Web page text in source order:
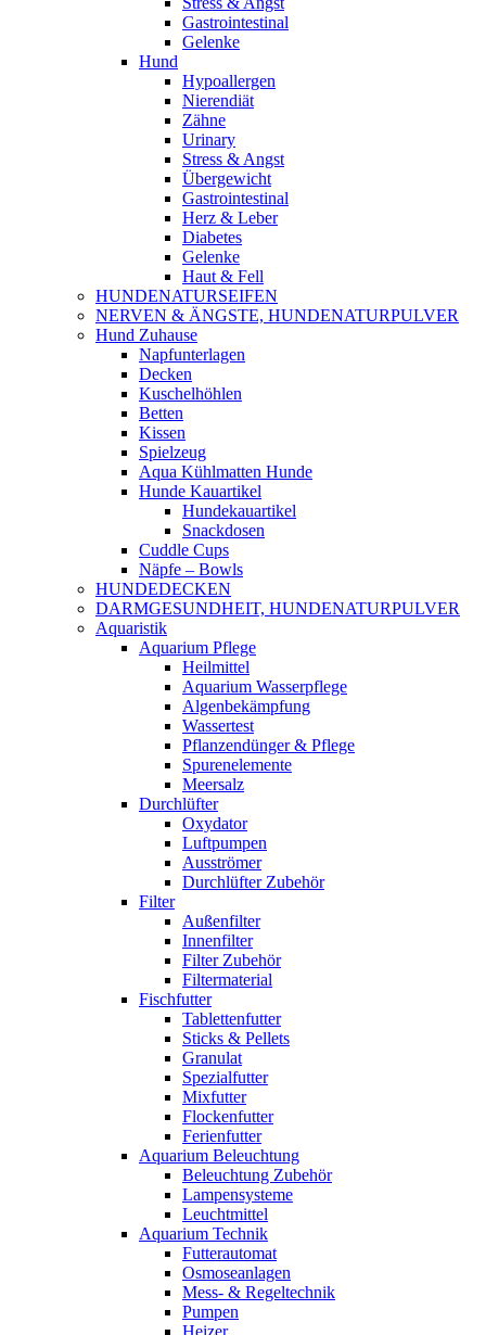
Gastrointestinal
Gelenke
Hund
Hypoallergen
Nierendiät
Zähne
Urinary
Stress & Angst
Übergewicht
Gastrointestinal
Herz & Leber
Diabetes
Gelenke
Haut & Fell
HUNDENATURSEIFEN
NERVEN & ÄNGSTE, HUNDENATURPULVER
Hund Zuhause
Napfunterlagen
Decken
Kuschelhöhlen
Betten
Kissen
Spielzeug
Aqua Kühlmatten Hunde
Hunde Kauartikel
Hundekauartikel
Snackdosen
Cuddle Cups
Näpfe – Bowls
HUNDEDECKEN
DARMGESUNDHEIT, HUNDENATURPULVER
Aquaristik
Aquarium Pflege
Heilmittel
Aquarium Wasserpflege
Algenbekämpfung
Wassertest
Pflanzendünger & Pflege
Spurenelemente
Meersalz
Durchlüfter
Oxydator
Luftpumpen
Ausströmer
Durchlüfter Zubehör
Filter
Außenfilter
Innenfilter
Filter Zubehör
Filtermaterial
Fischfutter
Tablettenfutter
Sticks & Pellets
Granulat
Spezialfutter
Mixfutter
Flockenfutter
Ferienfutter
Aquarium Beleuchtung
Beleuchtung Zubehör
Lampensysteme
Leuchtmittel
Aquarium Technik
Futterautomat
Osmoseanlagen
Mess- & Regeltechnik
Pumpen
Heizer